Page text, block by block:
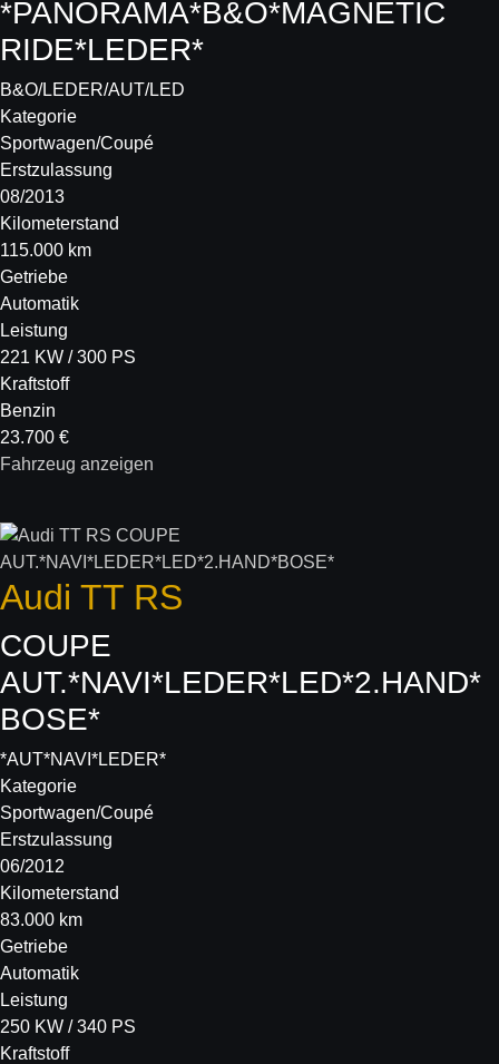
*PANORAMA*B&O*MAGNETIC
RIDE*LEDER*
B&O/LEDER/AUT/LED
Kategorie
Sportwagen/Coupé
Erstzulassung
08/2013
Kilometerstand
115.000 km
Getriebe
Automatik
Leistung
221 KW / 300 PS
Kraftstoff
Benzin
23.700 €
Fahrzeug anzeigen
Audi TT RS
COUPE
AUT.*NAVI*LEDER*LED*2.HAND*
BOSE*
*AUT*NAVI*LEDER*
Kategorie
Sportwagen/Coupé
Erstzulassung
06/2012
Kilometerstand
83.000 km
Getriebe
Automatik
Leistung
250 KW / 340 PS
Kraftstoff